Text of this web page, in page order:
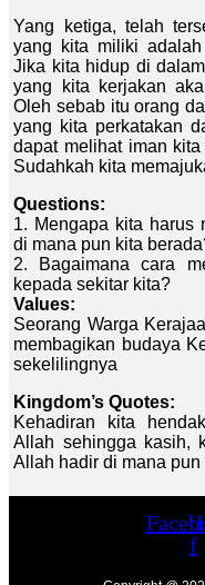
Yang ketiga, telah
yang kita miliki
Jika kita hidup di
yang kita kerjakan
Oleh sebab itu orang
yang kita perkatakan
dapat melihat iman
Sudahkah kita
Questions:
1. Mengapa kita harus
di mana pun kita
2. Bagaimana cara
kepada sekitar kita?
Values:
Seorang Warga
membagikan budaya
sekelilingnya
Kingdom’s Quotes:
Kehadiran kita
Allah sehingga kasih,
Allah hadir di mana pun
f